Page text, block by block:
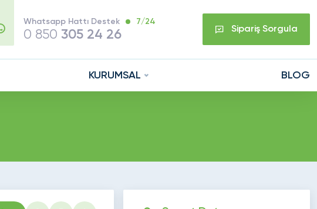
Whatsapp Hattı Destek 7/24
0 850 305 24 26 Sipariş Sorgula
KURUMSAL BLOG